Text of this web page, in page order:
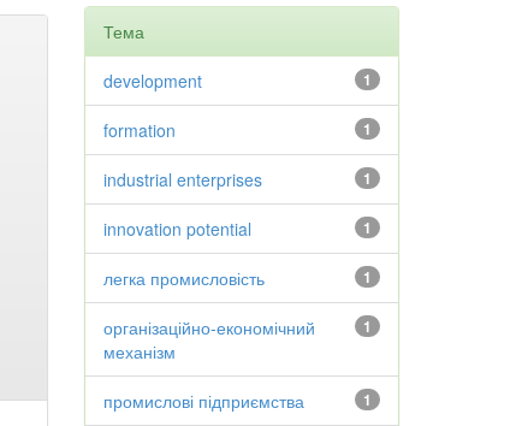
Тема
1
development
1
formation
1
industrial enterprises
1
innovation potential
1
легка промисловість
1
організаційно-економічний
механізм
1
промислові підприємства